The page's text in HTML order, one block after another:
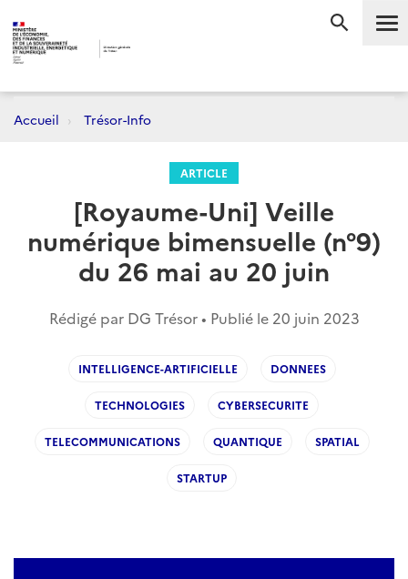
Accueil Trésor-Info
ARTICLE
[Royaume-Uni] Veille
numérique bimensuelle (n°9)
du 26 mai au 20 juin
Rédigé par DG Trésor • Publié le 20 juin 2023
INTELLIGENCE-ARTIFICIELLE DONNEES
TECHNOLOGIES CYBERSECURITE
TELECOMMUNICATIONS QUANTIQUE SPATIAL
STARTUP